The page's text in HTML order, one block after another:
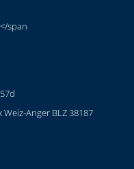
</span
Weiz-Anger BLZ 38187